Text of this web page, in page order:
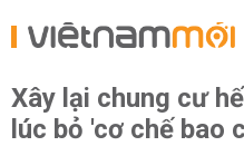
Xây lại chung cư
lúc bỏ 'cơ chế bao